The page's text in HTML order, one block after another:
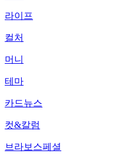
라이프
컬처
머니
테마
카드뉴스
컷&칼럼
브라보스페셜